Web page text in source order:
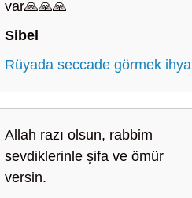
var🙏🙏🙏
Sibel
Rüyada seccade görmek ihya
Allah razı olsun, rabbim
sevdiklerinle şifa ve ömür
versin.